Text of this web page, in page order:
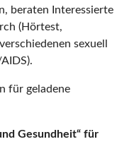
beraten Interessierte
(Hörtest,
sexuell
für geladene
Gesundheit“ für